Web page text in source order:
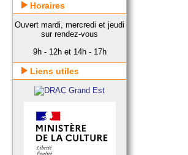
Horaires
Ouvert mardi, mercredi et jeudi
sur rendez-vous
9h - 12h et 14h - 17h
Liens utiles